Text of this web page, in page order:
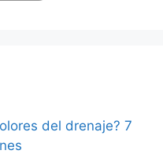
del drenaje? 7